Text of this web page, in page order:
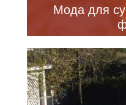
Мода для